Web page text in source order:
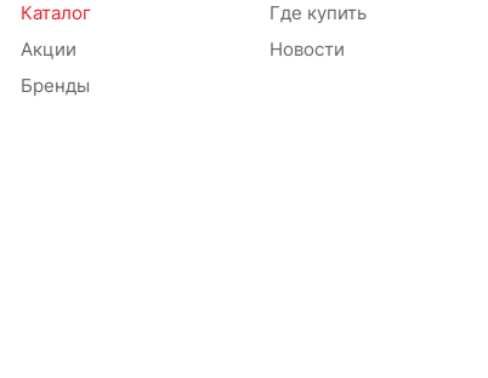
Каталог
Акции
Бренды
Где купить
Новости